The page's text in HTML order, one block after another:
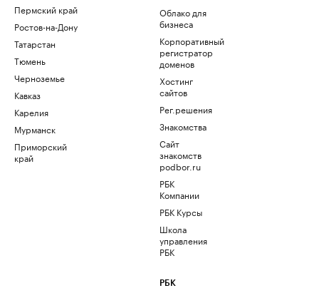
Пермский край
Ростов-на-Дону
Татарстан
Тюмень
Черноземье
Кавказ
Карелия
Мурманск
Приморский
край
Облако для
бизнеса
Корпоративный
регистратор
доменов
Хостинг
сайтов
Рег.решения
Знакомства
Сайт
знакомств
podbor.ru
РБК
Компании
РБК Курсы
Школа
управления
РБК
РБК